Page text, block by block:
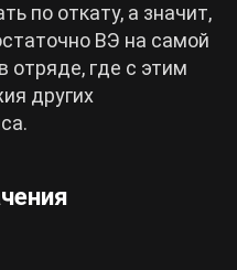
по откату, а значит,
ВЭ на самой
отряде, где с этим
других